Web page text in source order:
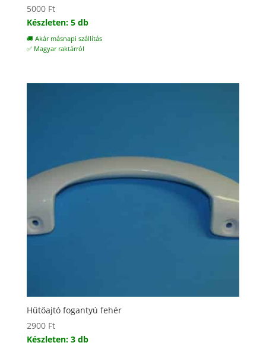
5000 Ft
Készleten: 5 db
🚚 Akár másnapi szállítás
✅ Magyar raktárról
Hűtőajtó fogantyú fehér
2900 Ft
Készleten: 3 db